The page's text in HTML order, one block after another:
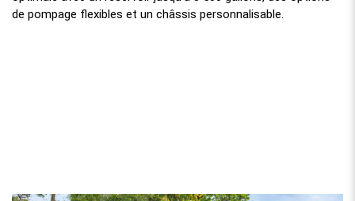
de pompage flexibles et un châssis personnalisable.